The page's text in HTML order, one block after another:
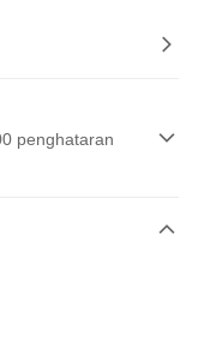
penghataran